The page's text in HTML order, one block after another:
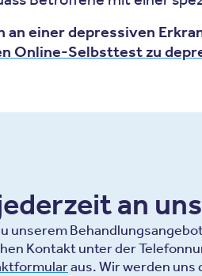
an einer depressiven
Online-Selbsttest zu
an
unserem
Kontakt unter der
aus. Wir werden uns